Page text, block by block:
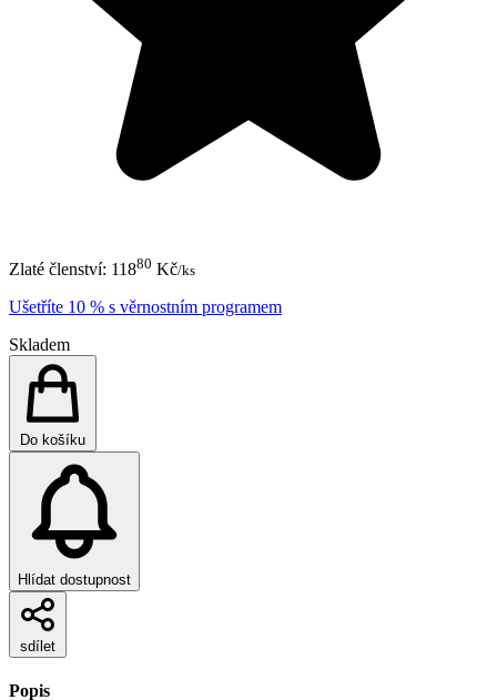
Zlaté členství: 11880 Kč/ks
Ušetříte 10 % s věrnostním programem
Skladem
Do košíku
Hlídat dostupnost
sdílet
Popis